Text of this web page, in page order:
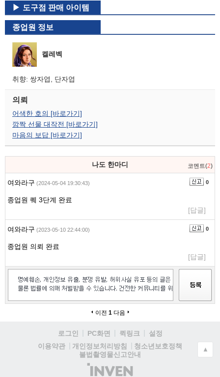
도구점 판매 아이템
종업원 정보
켈레벡
취향: 쌍자엽, 단자엽
의뢰
어색한 호의 [바로가기]
깜짝 선물 대작전 [바로가기]
마음의 보답 [바로가기]
나도 한마디 코멘트(2)
여와라구 (2024-05-04 19:30:43) 0
종업원 퀘 3단계 완료
[답글]
여와라구 (2023-05-10 22:44:00) 0
종업원 의뢰 완료
[답글]
이전 1 다음
로그인 PC화면 퀵링크
설정
이용약관
개인정보처리방침
청소년보호정책
불법촬영물신고안내
(주)
▲